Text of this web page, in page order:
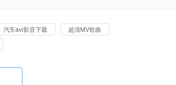
汽车avi影音下载
超清MV歌曲